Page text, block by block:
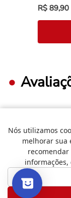
R$ 89,90
FAÇA LOGIN
Mais recentes
Nós utilizamos
melhorar sua
recomendar
informações,
Como está
Selecione
uma
opção
a
5
Não